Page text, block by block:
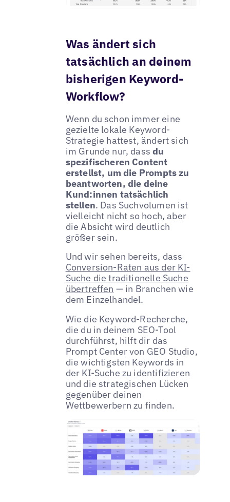
Was ändert sich
tatsächlich an deinem
bisherigen Keyword-
Workflow?
Wenn du schon immer eine
gezielte lokale Keyword-
Strategie hattest, ändert sich
im Grunde nur, dassdu
spezifischeren Content
erstellst, um die Prompts zu
beantworten, die deine
Kund:innen tatsächlich
stellen. Das Suchvolumen ist
vielleicht nicht so hoch, aber
die Absicht wird deutlich
größer sein.
Und wir sehen bereits, dass
Conversion-Raten aus der KI-
Suche die traditionelle Suche
übertreffen — in Branchen wie
dem Einzelhandel.
Wie die Keyword-Recherche,
die du in deinem SEO-Tool
durchführst, hilft dir das
Prompt Center von GEO Studio,
die wichtigsten Keywords in
der KI-Suche zu identifizieren
und die strategischen Lücken
gegenüber deinen
Wettbewerbern zu finden.